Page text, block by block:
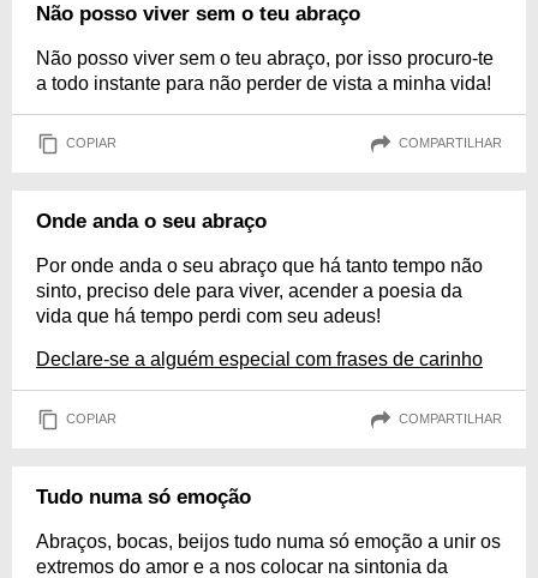
Não posso viver sem o teu abraço
Não posso viver sem o teu abraço, por isso procuro-te
a todo instante para não perder de vista a minha vida!
COPIAR COMPARTILHAR
Onde anda o seu abraço
Por onde anda o seu abraço que há tanto tempo não
sinto, preciso dele para viver, acender a poesia da
vida que há tempo perdi com seu adeus!
Declare-se a alguém especial com frases de carinho
COPIAR COMPARTILHAR
Tudo numa só emoção
Abraços, bocas, beijos tudo numa só emoção a unir os
extremos do amor e a nos colocar na sintonia da